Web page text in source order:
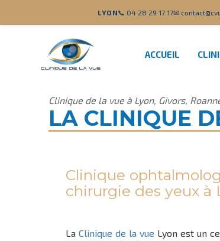
LYON📞 04 28 29 17 17✉
ACCUEIL
Clinique de la vue à Lyon, Givors,
LA CLINIQUE
Clinique
chirurgie des yeux à
La Clinique de la vue Lyon est un